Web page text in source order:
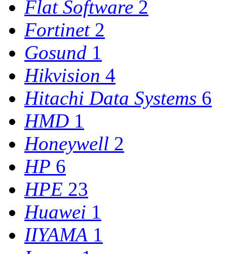
Flat Software 2
Fortinet 2
Gosund 1
Hikvision 4
Hitachi Data Systems 6
HMD 1
Honeywell 2
HP 6
HPE 23
Huawei 1
IIYAMA 1